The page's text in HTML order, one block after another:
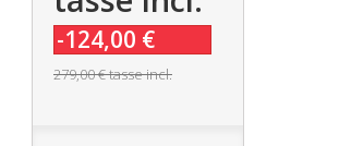
-124,00 €
279,00 €tasse incl.